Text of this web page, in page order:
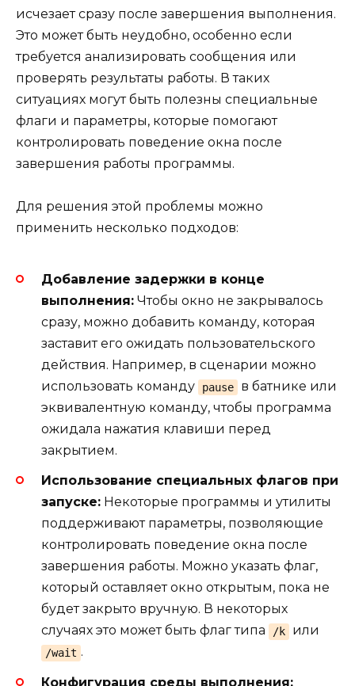
исчезает сразу после завершения выполнения.
Это может быть неудобно, особенно если
требуется анализировать сообщения или
проверять результаты работы. В таких
ситуациях могут быть полезны специальные
флаги и параметры, которые помогают
контролировать поведение окна после
завершения работы программы.
Для решения этой проблемы можно
применить несколько подходов:
Добавление задержки в конце
выполнения: Чтобы окно не закрывалось
сразу, можно добавить команду, которая
заставит его ожидать пользовательского
действия. Например, в сценарии можно
использовать команду
pause
в батнике или
эквивалентную команду, чтобы программа
ожидала нажатия клавиши перед
закрытием.
Использование специальных флагов при
запуске: Некоторые программы и утилиты
поддерживают параметры, позволяющие
контролировать поведение окна после
завершения работы. Можно указать флаг,
который оставляет окно открытым, пока не
будет закрыто вручную. В некоторых
случаях это может быть флаг типа
/k или
/wait .
Конфигурация среды выполнения: